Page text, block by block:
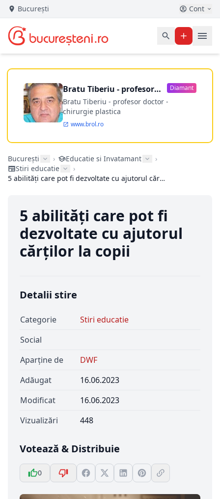
București Cont
Bratu Tiberiu - profesor
doctor
Diamant
Bratu Tiberiu - profesor doctor -
chirurgie plastica
www.brol.ro
București › Educatie si Invatamant
›
Stiri educatie
›
5 abilități care pot fi dezvoltate cu ajutorul cărților la copii
5 abilități care pot fi
dezvoltate cu ajutorul
cărților la copii
Detalii stire
Categorie
Stiri educatie
Social
Aparține de
DWF
Adăugat
16.06.2023
Modificat
16.06.2023
Vizualizări
448
Votează & Distribuie
0